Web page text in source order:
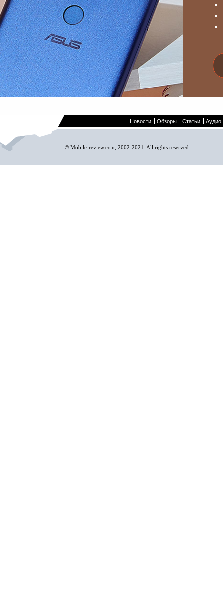
Новости Обзоры Статьи Аудио
© Mobile-review.com, 2002-2021. All rights reserved.